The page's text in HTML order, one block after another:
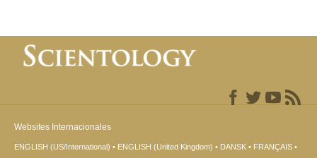
Websites Internacionales
ENGLISH (US/International) ENGLISH (United Kingdom) DANSK FRANÇAIS